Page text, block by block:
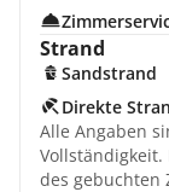
Strand
Sandstrand
Direkte
Alle Angaben
Vollständigkeit.
des gebuchten